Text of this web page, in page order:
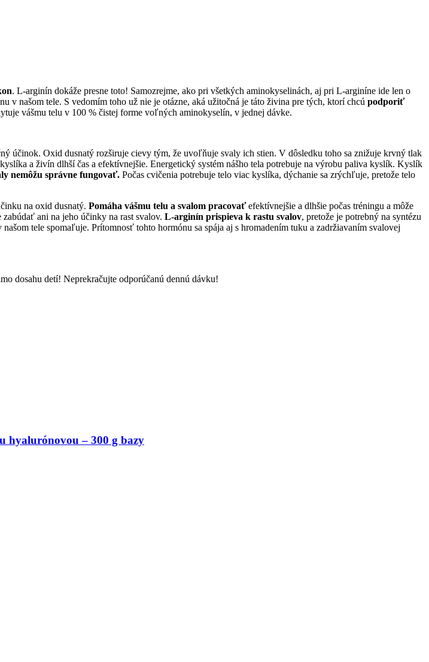
. L-arginín dokáže presne toto! Samozrejme, ako pri všetkých aminokyselinách, aj pri L-arginíne ide len o
našom tele. S vedomím toho už nie je otázne, aká užitočná je táto živina pre tých, ktorí chcú podporiť
vášmu telu v 100 % čistej forme voľných aminokyselín, v jednej dávke.
účinok. Oxid dusnatý rozširuje cievy tým, že uvoľňuje svaly ich stien. V dôsledku toho sa znižuje krvný tlak
a živín dlhší čas a efektívnejšie. Energetický systém nášho tela potrebuje na výrobu paliva kyslík. Kyslík
nemôžu správne fungovať. Počas cvičenia potrebuje telo viac kyslíka, dýchanie sa zrýchľuje, pretože telo
na oxid dusnatý. Pomáha vášmu telu a svalom pracovaťefektívnejšie a dlhšie počas tréningu a môže
ani na jeho účinky na rast svalov. L-arginín prispieva k rastu svalov, pretože je potrebný na syntézu
tele spomaľuje. Prítomnosť tohto hormónu sa spája aj s hromadením tuku a zadržiavaním svalovej
dosahu detí! Neprekračujte odporúčanú dennú dávku!
hyalurónovou – 300 g bazy